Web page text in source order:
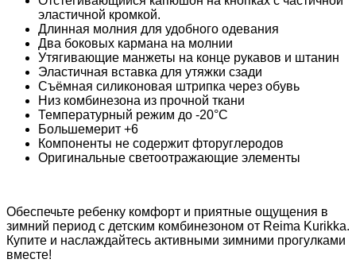
эластичной кромкой.
Длинная молния для удобного одевания
Два боковых кармана на молнии
Утягивающие манжеты на конце рукавов и штанин
Эластичная вставка для утяжки сзади
Съёмная силиконовая штрипка через обувь
Низ комбинезона из прочной ткани
Температурный режим до -20°C
Большемерит +6
Компоненты не содержит фторуглеродов
Оригинальные светоотражающие элементы
Обеспечьте ребенку комфорт и приятные ощущения в
зимний период с детским комбинезоном от Reima Kurikka.
Купите и наслаждайтесь активными зимними прогулками
вместе!